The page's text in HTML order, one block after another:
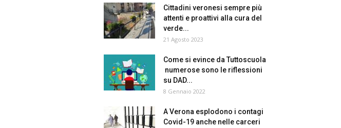
Cittadini veronesi sempre più
attenti e proattivi alla cura del
verde...
21 Agosto 2023
Come si evince da Tuttoscuola
numerose sono le riflessioni
su DAD...
8 Gennaio 2022
A Verona esplodono i contagi
Covid-19 anche nelle carceri